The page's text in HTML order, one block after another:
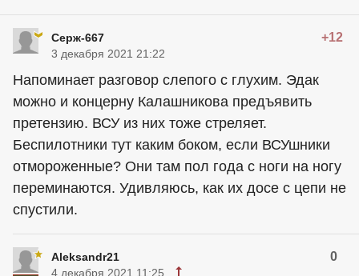
Серж-667 +12
3 декабря 2021 21:22
Напоминает разговор слепого с глухим. Эдак
можно и концерну Калашникова предъявить
претензию. ВСУ из них тоже стреляет.
Беспилотники тут каким боком, если ВСУшники
отмороженные? Они там пол года с ноги на ногу
переминаются. Удивляюсь, как их досе с цепи не
спустили.
Aleksandr21 0
4 декабря 2021 11:25